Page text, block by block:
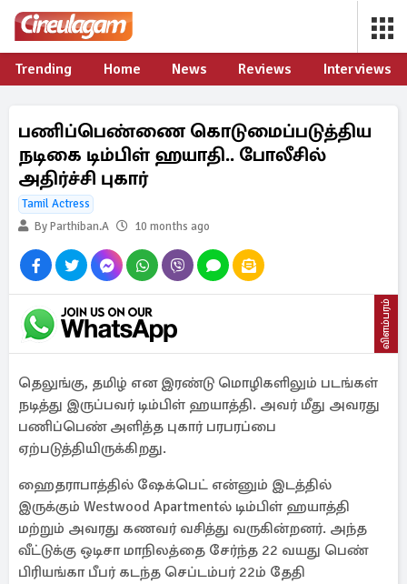
Trending Home News Reviews Interviews
பணிப்பெண்ணை கொடுமைப்படுத்திய
நடிகை டிம்பிள் ஹயாதி.. போலீசில்
அதிர்ச்சி புகார்
Tamil Actress
By Parthiban.A
10 months ago
விளம்பரம்
தெலுங்கு, தமிழ் என இரண்டு மொழிகளிலும் படங்கள்
நடித்து இருப்பவர் டிம்பிள் ஹயாத்தி. அவர் மீது அவரது
பணிப்பெண் அளித்த புகார் பரபரப்பை
ஏற்படுத்தியிருக்கிறது.
ஹைதராபாத்தில் ஷேக்பெட் என்னும் இடத்தில்
இருக்கும் Westwood Apartmentல் டிம்பிள் ஹயாத்தி
மற்றும் அவரது கணவர் வசித்து வருகின்றனர். அந்த
வீட்டுக்கு ஒடிசா மாநிலத்தை சேர்ந்த 22 வயது பெண்
பிரியங்கா பீபர் கடந்த செப்டம்பர் 22ம் தேதி